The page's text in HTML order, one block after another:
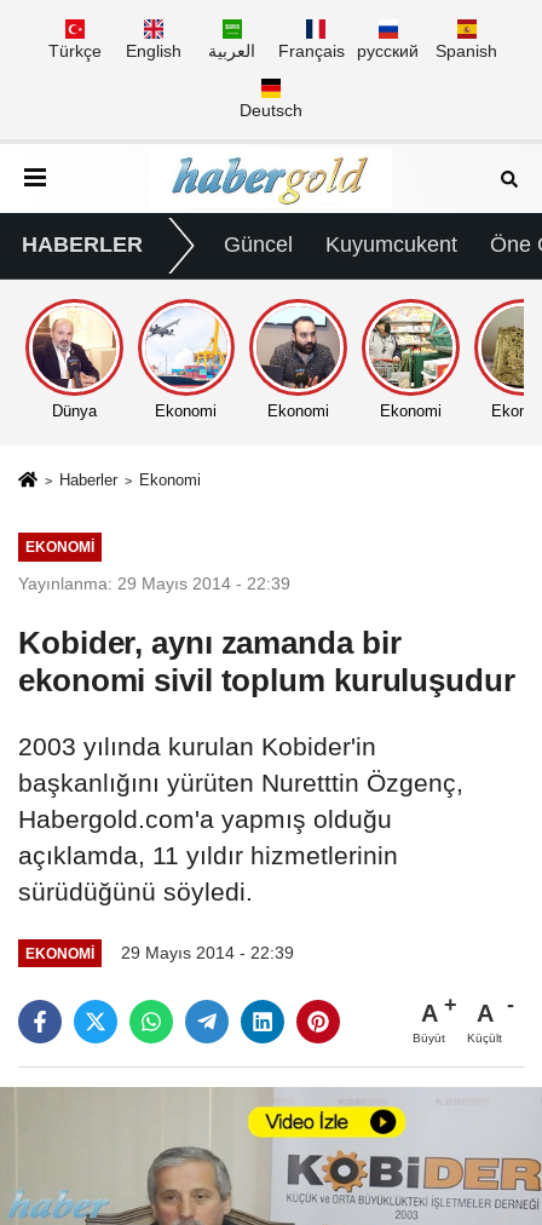
Türkçe English العربية Français русский Spanish
Deutsch
HABERLER Güncel Kuyumcukent Öne
Dünya Ekonomi Ekonomi Ekonomi
Haberler Ekonomi
EKONOMI
Yayınlanma: 29 Mayıs 2014 - 22:39
Kobider, aynı zamanda bir
ekonomi sivil toplum kuruluşudur
2003 yılında kurulan Kobider'in
başkanlığını yürüten Nuretttin Özgenç,
Habergold.com'a yapmış olduğu
açıklamda, 11 yıldır hizmetlerinin
sürüdüğünü söyledi.
EKONOMI 29 Mayıs 2014 - 22:39
A
Büyüt
A
Küçült